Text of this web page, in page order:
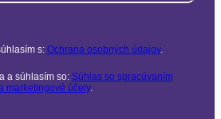
s: Ochrana osobných údajov.
a súhlasím so: Súhlas so spracúvaním
marketingové účely.